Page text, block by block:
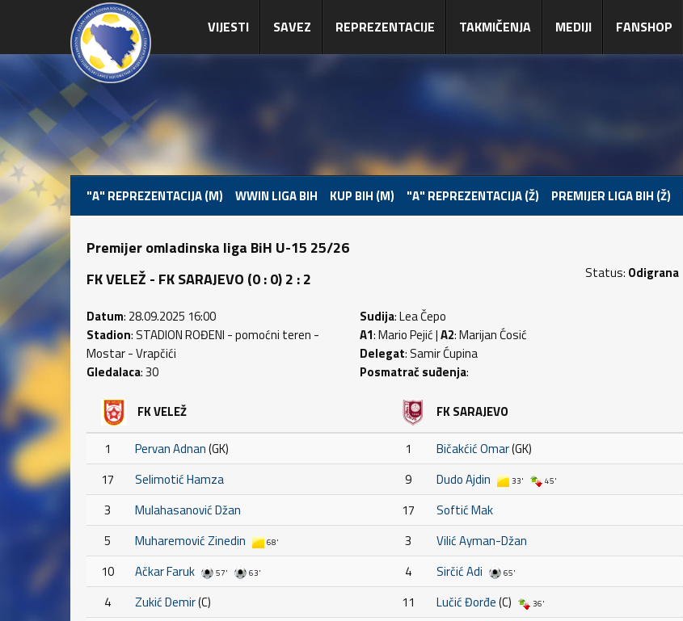
VIJESTI SAVEZ REPREZENTACIJE TAKMIČENJA MEDIJI FANSHOP
"A" REPREZENTACIJA (M) WWIN LIGA BIH KUP BIH (M) "A" REPREZENTACIJA (Ž) PREMIJER LIGA BIH (Ž)
Premijer omladinska liga BiH U-15 25/26
FK VELEŽ - FK SARAJEVO (0 : 0) 2 : 2
Status: Odigrana
Datum: 28.09.2025 16:00
Stadion: STADION ROĐENI - pomoćni teren -
Mostar - Vrapčići
Gledalaca: 30
Sudija: Lea Čepo
A1: Mario Pejić |A2: Marijan Ćosić
Delegat: Samir Ćupina
Posmatrač suđenja:
FK VELEŽ
1 Pervan Adnan(GK)
17
Selimotić Hamza
3
Mulahasanović Džan
5
Muharemović Zinedin 68'
10 Ačkar Faruk 57' 63'
4 Zukić Demir(C)
FK SARAJEVO
1 Bičakćić Omar(GK)
9
Dudo Ajdin 33' 45'
17
Softić Mak
3
Vilić Ayman-Džan
4
Sirčić Adi 65'
11 Lučić Đorđe(C) 36'